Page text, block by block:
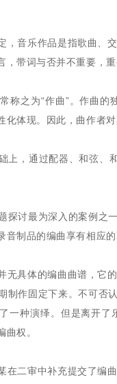
，音乐作品是指歌曲、
，带词与否并不重要，
称之为“作曲”。作曲
化体现。因此，曲作者
上，通过配器、和弦、
探讨最为深入的案例之
制品的编曲享有相应的
无具体的编曲曲谱，它
制作固定下来。不可否
一种演绎。但是离开
权。
在二审中补充提交了编